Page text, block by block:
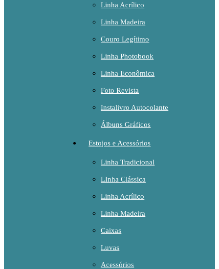
Linha Acrílico
Linha Madeira
Couro Legítimo
Linha Photobook
Linha Econômica
Foto Revista
Instalivro Autocolante
Álbuns Gráficos
Estojos e Acessórios
Linha Tradicional
LInha Clássica
Linha Acrílico
Linha Madeira
Caixas
Luvas
Acessórios